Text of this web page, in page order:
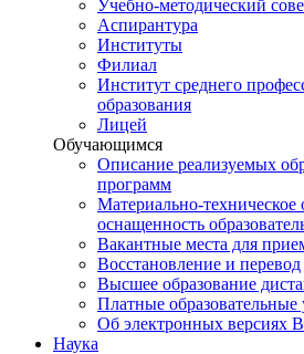
Учебно-методический
Аспирантура
Институты
Филиал
Институт среднего
образования
Лицей
Обучающимся
Описание реализуемых
программ
Материально-техническое
оснащенность
Вакантные места для
Восстановление и перевод
Высшее образование
Платные образовательные
Об электронных версиях
Наука